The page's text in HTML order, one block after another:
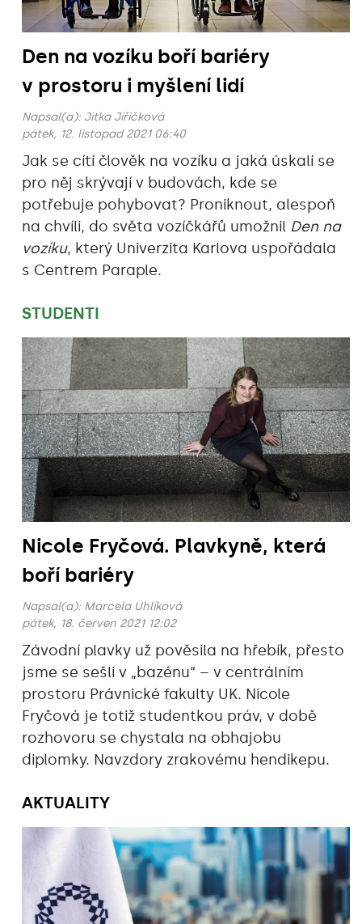
Den na vozíku boří bariéry
v prostoru i myšlení lidí
Napsal(a): Jitka Jiřičková
pátek, 12. listopad 2021 06:40
Jak se cítí člověk na vozíku a jaká úskalí se
pro něj skrývají v budovách, kde se
potřebuje pohybovat? Proniknout, alespoň
na chvíli, do světa vozíčkářů umožnil Den na
vozíku, který Univerzita Karlova uspořádala
s Centrem Paraple.
STUDENTI
Nicole Fryčová. Plavkyně, která
boří bariéry
Napsal(a): Marcela Uhlíková
pátek, 18. červen 2021 12:02
Závodní plavky už pověsila na hřebík, přesto
jsme se sešli v „bazénu“ – v centrálním
prostoru Právnické fakulty UK. Nicole
Fryčová je totiž studentkou práv, v době
rozhovoru se chystala na obhajobu
diplomky. Navzdory zrakovému hendikepu.
AKTUALITY